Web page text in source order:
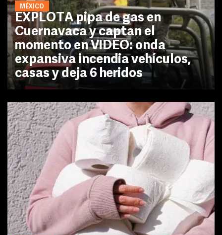
MÉXICO
EXPLOTA pipa de gas en
Cuernavaca y captan el
momento en VIDEO: onda
expansiva incendia vehículos,
casas y deja 6 heridos